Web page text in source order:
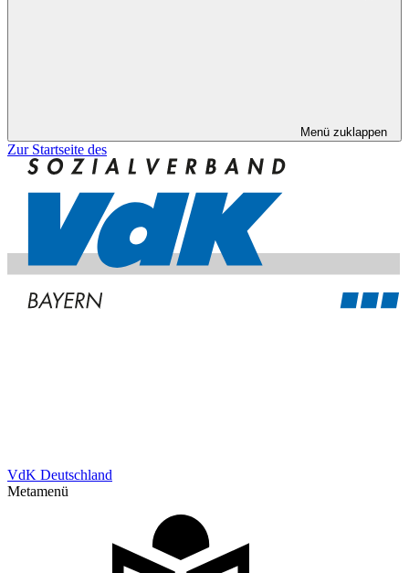
Menü zuklappen
Zur Startseite des
VdK Deutschland
Metamenü